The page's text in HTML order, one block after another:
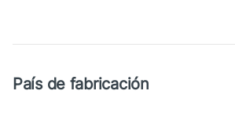
País de fabricación